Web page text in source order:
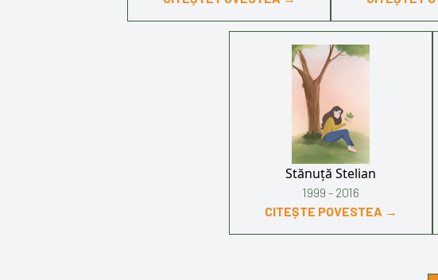
Stănuță Stelian
1999 - 2016
CITEȘTE POVESTEA →